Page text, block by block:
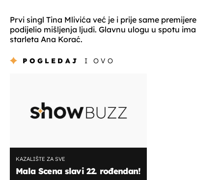
Prvi singl Tina Mlivića već je i prije same premijere
podijelio mišljenja ljudi. Glavnu ulogu u spotu ima
starleta Ana Korać.
POGLEDAJ I OVO
KAZALIŠTE ZA SVE
Mala Scena slavi 22. rođendan!